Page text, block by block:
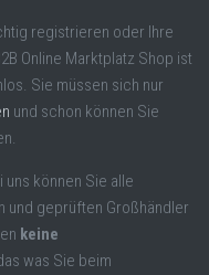
registrieren oder Ihre
Online Marktplatz Shop ist
Sie müssen sich nur
und schon können Sie
uns können Sie alle
und geprüften Großhändler
keine
was Sie beim